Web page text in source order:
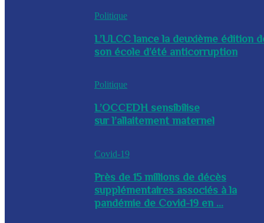
Politique
L’ULCC lance la deuxième édition
son école d’été anticorruption
Politique
L’OCCEDH sensibilise
sur l’allaitement maternel
Covid-19
Près de 15 millions de décès
supplémentaires associés à la
pandémie de Covid-19 en ...